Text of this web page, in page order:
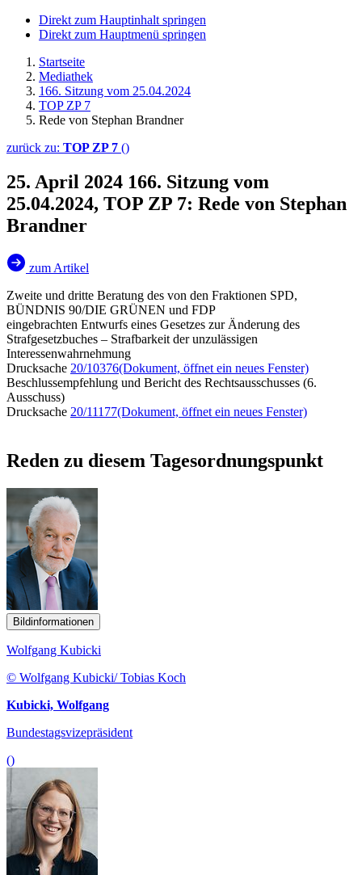
Direkt zum Hauptinhalt springen
Direkt zum Hauptmenü springen
Startseite
Mediathek
166. Sitzung vom 25.04.2024
TOP ZP 7
Rede von Stephan Brandner
zurück zu: TOP ZP 7 ()
25. April 2024 166. Sitzung vom
25.04.2024, TOP ZP 7: Rede von Stephan
Brandner
zum Artikel
Zweite und dritte Beratung des von den Fraktionen SPD,
BÜNDNIS 90/DIE GRÜNEN und FDP
eingebrachten Entwurfs eines Gesetzes zur Änderung des
Strafgesetzbuches – Strafbarkeit der unzulässigen
Interessenwahrnehmung
Drucksache 20/10376(Dokument, öffnet ein neues Fenster)
Beschlussempfehlung und Bericht des Rechtsausschusses (6.
Ausschuss)
Drucksache 20/11177(Dokument, öffnet ein neues Fenster)
Reden zu diesem Tagesordnungspunkt
Bildinformationen
Wolfgang Kubicki
© Wolfgang Kubicki/ Tobias Koch
Kubicki, Wolfgang
Bundestagsvizepräsident
()